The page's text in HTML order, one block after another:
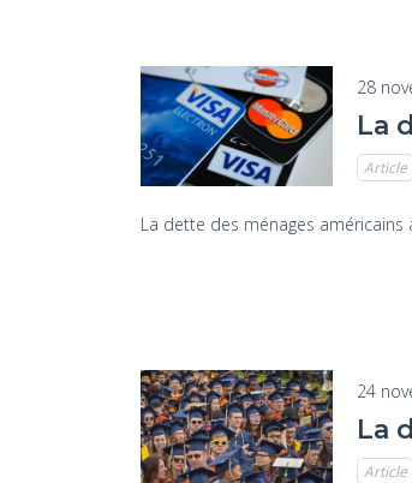
28
La
Article
La dette des ménages
24
La
Article